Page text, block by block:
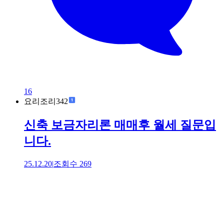
16
요리조리342
신축 보금자리론 매매후 월세 질문입
니다.
25.12.20|조회수 269